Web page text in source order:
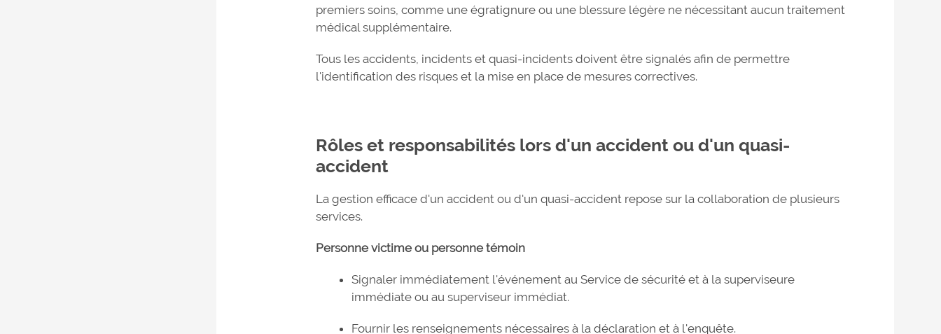
premiers soins, comme une égratignure ou une blessure légère ne nécessitant aucun traitement
médical supplémentaire.
Tous les accidents, incidents et quasi-incidents doivent être signalés afin de permettre
l'identification des risques et la mise en place de mesures correctives.
Rôles et responsabilités lors d'un accident ou d'un quasi-
accident
La gestion efficace d'un accident ou d'un quasi-accident repose sur la collaboration de plusieurs
services.
Personne victime ou personne témoin
Signaler immédiatement l'événement au Service de sécurité et à la superviseure
immédiate ou au superviseur immédiat.
Fournir les renseignements nécessaires à la déclaration et à l'enquête.